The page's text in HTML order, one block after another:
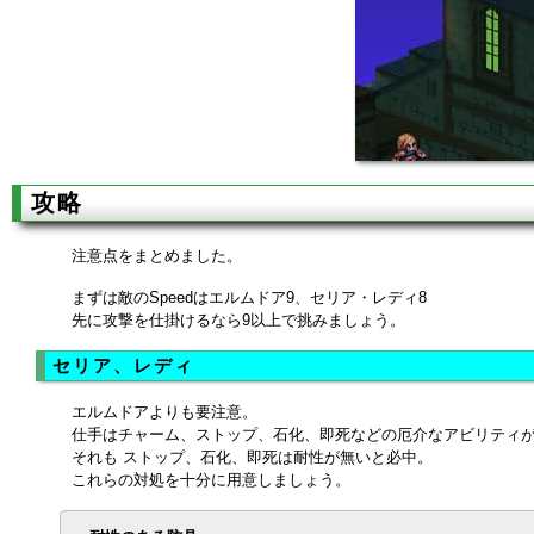
攻略
注意点をまとめました。
まずは敵のSpeedはエルムドア9、セリア・レディ8
先に攻撃を仕掛けるなら9以上で挑みましょう。
セリア、レディ
エルムドアよりも要注意。
仕手はチャーム、ストップ、石化、即死などの厄介なアビリティ
それも ストップ、石化、即死は耐性が無いと必中。
これらの対処を十分に用意しましょう。